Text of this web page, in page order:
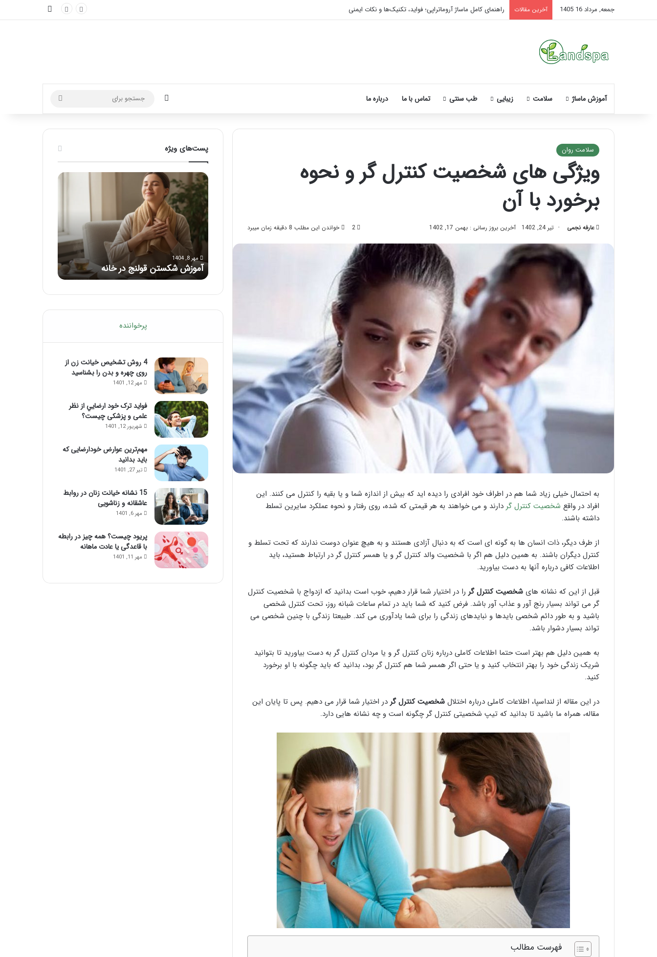
جمعه, مرداد 16 1405 آخرین مقالات راهنمای کامل ماساژ آروماتراپی؛ فواید، تکنیک‌ها و نکات ایمنی
آموزش ماساژ سلامت زیبایی طب سنتی تماس با ما درباره ما تغییر پوسته
برای
سلامت روان
ویژگی های شخصیت کنترل گر و نحوه
برخورد با آن
عارفه نجمی تیر 24, 1402 آخرین بروز رسانی : بهمن 17, 1402 2 خواندن این مطلب 8 دقیقه زمان میبرد
به احتمال خیلی زیاد شما هم در اطراف خود افرادی را دیده اید که بیش از اندازه شما و یا بقیه را کنترل می کنند. این
افراد در واقع شخصیت کنترل گر دارند و می خواهند به هر قیمتی که شده، روی رفتار و نحوه عملکرد سایرین تسلط
داشته باشند.
از طرف دیگر، ذات انسان ها به گونه ای است که به دنبال آزادی هستند و به هیچ عنوان دوست ندارند که تحت تسلط و
کنترل دیگران باشند. به همین دلیل هم اگر با شخصیت والد کنترل گر و یا همسر کنترل گر در ارتباط هستید، باید
اطلاعات کافی درباره آنها به دست بیاورید.
قبل از این که نشانه های شخصیت کنترل گر را در اختیار شما قرار دهیم، خوب است بدانید که ازدواج با شخصیت کنترل
گر می تواند بسیار رنج آور و عذاب آور باشد. فرض کنید که شما باید در تمام ساعات شبانه روز، تحت کنترل شخصی
باشید و به طور دائم شخصی بایدها و نبایدهای زندگی را برای شما یادآوری می کند. طبیعتا زندگی با چنین شخصی می
تواند بسیار دشوار باشد.
به همین دلیل هم بهتر است حتما اطلاعات کاملی درباره زنان کنترل گر و یا مردان کنترل گر به دست بیاورید تا بتوانید
شریک زندگی خود را بهتر انتخاب کنید و یا حتی اگر همسر شما هم کنترل گر بود، بدانید که باید چگونه با او برخورد
کنید.
در این مقاله از لنداسپا، اطلاعات کاملی درباره اختلال شخصیت کنترل گر در اختیار شما قرار می دهیم. پس تا پایان این
مقاله، همراه ما باشید تا بدانید که تیپ شخصیتی کنترل گر چگونه است و چه نشانه هایی دارد.
فهرست مطالب
پست‌های ویژه
نحوه
صورت
بعد
تزریق
بایدها
و
نبایدهای
تیر 28, 1404
نحوه ماساژ صورت بعد از تزریق چربی؛
بایدها و نبایدهای آن!
آموزش
شکستن
مهر 8, 1404
آموزش شکستن قولنج در خانه
ماساژ
برای
بهبود
تمرکز
ذهنی؛
با
این
حواس‌جمع
شوید!
مرداد 6, 1404
ماساژ برای بهبود تمرکز ذهنی؛ با این
ماساژ حواس‌جمع شوید!
راهنمای
بعد
از
پرخواننده
4 روش تشخیص خیانت زن از
روی چهره و بدن را بشناسید
مهر 12, 1401
فواید ترک خود ارضايي از نظر
علمی و پزشکی چیست؟
شهریور 12, 1401
مهم‌ترین عوارض خودارضایی که
باید بدانید
تیر 27, 1401
15 نشانه خیانت زنان در روابط
عاشقانه و زناشویی
مهر 6, 1401
پریود چیست؟ همه چیز در رابطه
با قاعدگی یا عادت ماهانه
مهر 11, 1401